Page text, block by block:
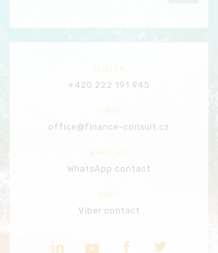
TELEFÓN
+420 222 191 945
E-MAIL
office@finance-consult.cz
WHATS APP
WhatsApp contact
VIBER
Viber contact